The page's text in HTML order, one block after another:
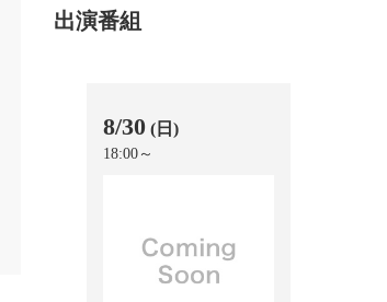
出演番組
8/30 (日)
18:00～